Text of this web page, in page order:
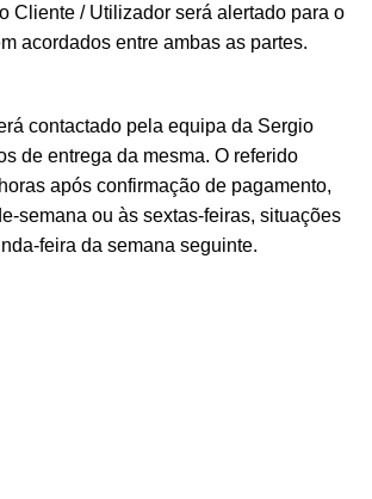
Cliente / Utilizador será alertado para o
acordados entre ambas as partes.
contactado pela equipa da Sergio
de entrega da mesma. O referido
após confirmação de pagamento,
semana ou às sextas-feiras, situações
feira da semana seguinte.